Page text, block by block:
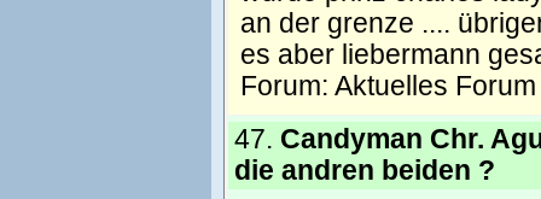
an der grenze ....
es aber liebermann
Forum: Aktuelles Forum
47. Candyman Chr.
die andren beiden ?